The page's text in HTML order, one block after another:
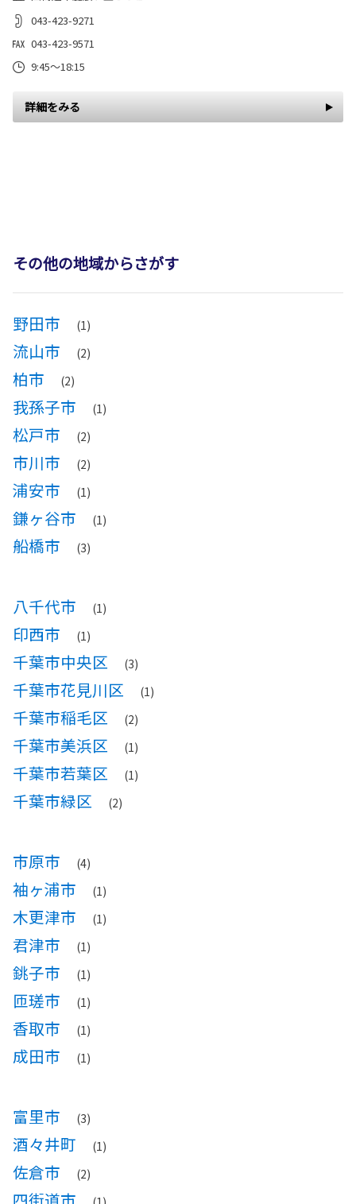
043-423-9271
043-423-9571
9:45～18:15
詳細をみる
その他の地域からさがす
野田市 (1)
流山市 (2)
柏市 (2)
我孫子市 (1)
松戸市 (2)
市川市 (2)
浦安市 (1)
鎌ヶ谷市 (1)
船橋市 (3)
八千代市 (1)
印西市 (1)
千葉市中央区 (3)
千葉市花見川区 (1)
千葉市稲毛区 (2)
千葉市美浜区 (1)
千葉市若葉区 (1)
千葉市緑区 (2)
市原市 (4)
袖ヶ浦市 (1)
木更津市 (1)
君津市 (1)
銚子市 (1)
匝瑳市 (1)
香取市 (1)
成田市 (1)
富里市 (3)
酒々井町 (1)
佐倉市 (2)